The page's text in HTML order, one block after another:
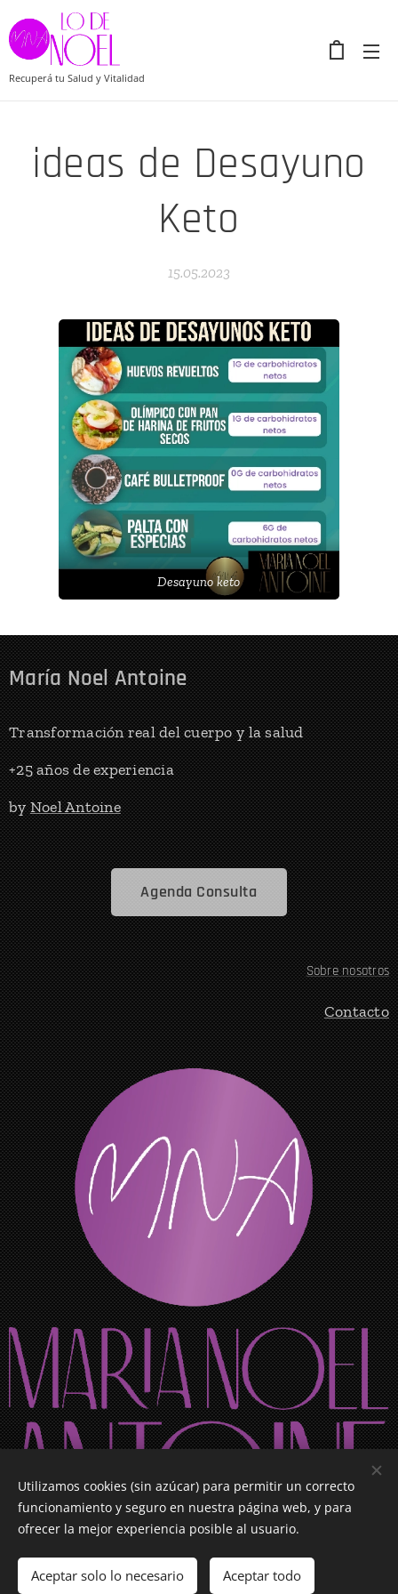
Recuperá tu Salud y Vitalidad
ideas de Desayuno
Keto
15.05.2023
Desayuno keto
María Noel Antoine
Transformación real del cuerpo y la salud
+25 años de experiencia
byNoel Antoine
Agenda Consulta
Sobre nosotros
Contacto
Todos los Derechos Reservados a Maria Noel Antoine
Utilizamos cookies (sin azúcar) para permitir un correcto
funcionamiento y seguro en nuestra página web, y para
ofrecer la mejor experiencia posible al usuario.
Aceptar solo lo necesario Aceptar todo